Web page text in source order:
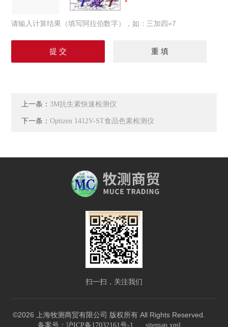
请输入计算结果（填写阿拉伯数字），如：三加四=7
上一条：3M抗生素快速检测仪
下一条：Optizen 1412V-ST食品色素检测仪
扫一扫，关注我们
©2026 上海牧测商贸有限公司 版权所有 All Rights Reserved.
备案号：沪ICP备17032161号-1 sitemap.xml